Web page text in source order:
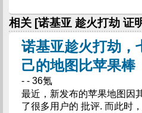
相关 [诺基亚 趁火打劫 证
诺基亚趁火打劫，
己的地图比苹果棒
- - 36氪
最近，新发布的苹果地图因
了很多用户的 批评. 而此时